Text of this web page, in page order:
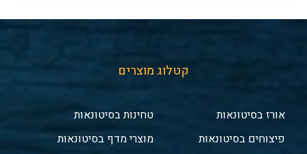
קטלוג מוצרים
אורז בסיטונאות
פיצוחים בסיטונאות
טחינות בסיטונאות
מוצרי מדף בסיטונאות